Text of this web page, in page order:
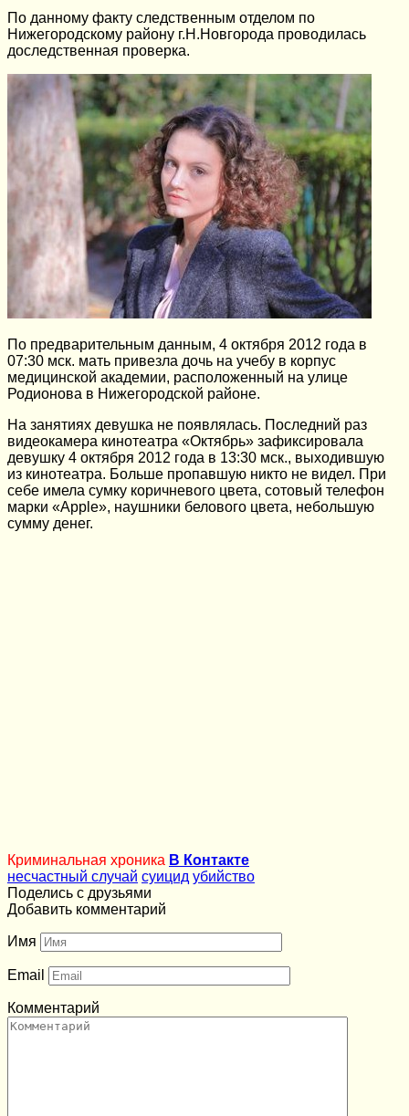
По данному факту следственным отделом по
Нижегородскому району г.Н.Новгорода проводилась
доследственная проверка.
По предварительным данным, 4 октября 2012 года в
07:30 мск. мать привезла дочь на учебу в корпус
медицинской академии, расположенный на улице
Родионова в Нижегородской районе.
На занятиях девушка не появлялась. Последний раз
видеокамера кинотеатра «Октябрь» зафиксировала
девушку 4 октября 2012 года в 13:30 мск., выходившую
из кинотеатра. Больше пропавшую никто не видел. При
себе имела сумку коричневого цвета, сотовый телефон
марки «Apple», наушники белового цвета, небольшую
сумму денег.
Криминальная хроника В Контакте
несчастный случай суицид убийство
Поделись с друзьями
Добавить комментарий
Имя
Email
Комментарий